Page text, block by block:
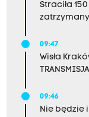
Straciła
09:47
Wisła
09:46
Nie będzie